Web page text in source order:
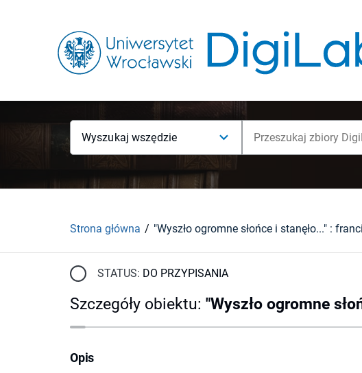
Wyszukaj wszędzie
Strona główna
STATUS: DO PRZYPISANIA
Szczegóły obiektu: "Wyszło ogromne
Opis